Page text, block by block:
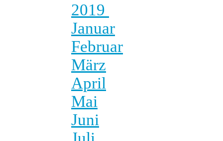
2019
Januar
Februar
März
April
Mai
Juni